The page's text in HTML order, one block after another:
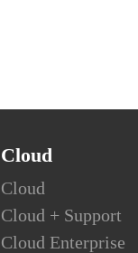
Cloud
Cloud
Cloud + Support
Cloud Enterprise